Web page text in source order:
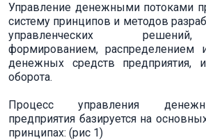
Управление денежными потоками
систему принципов и методов
управленческих
формированием, распределением
денежных средств предприятия,
оборота.
Процесс управления
предприятия базируется на
принципах: (рис 1)